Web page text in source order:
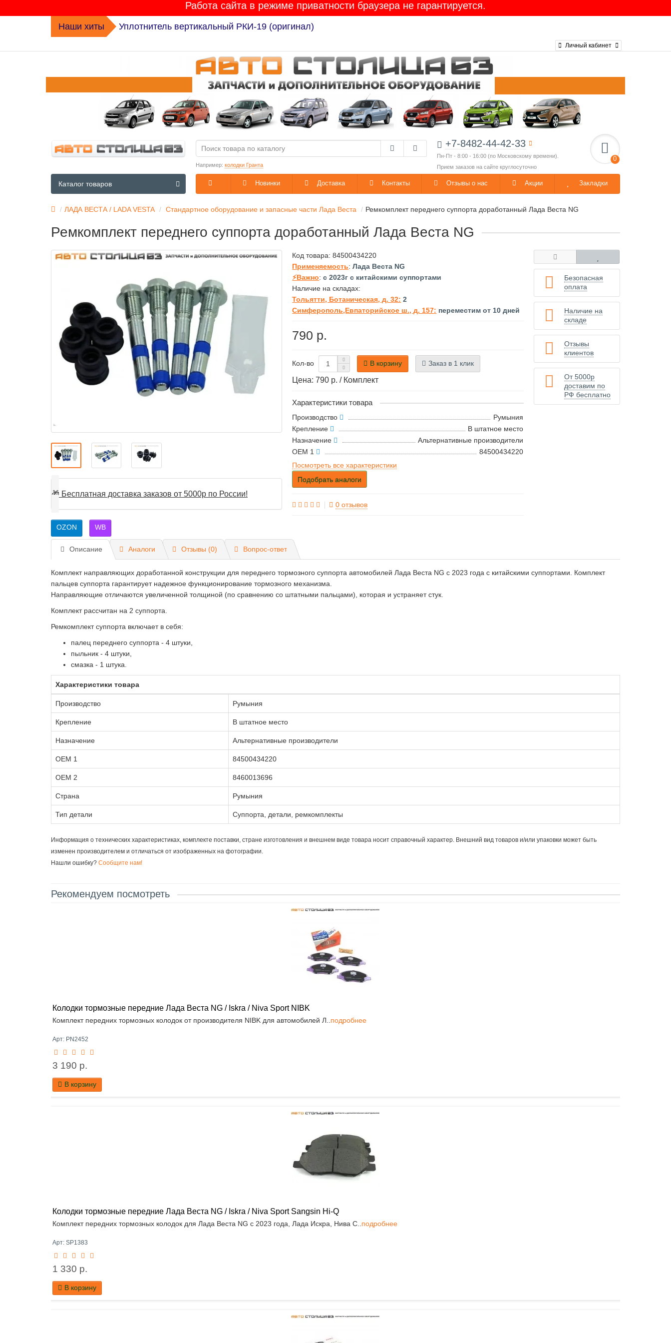
Работа сайта в режиме приватности браузера не гарантируется.
Наши хиты Комплект ГРМ K015631XS Лада Гранта / Калина-2 / Приора / Веста / XRAY / Ларгус 16-клап. GATES
Личный кабинет
+7-8482-44-42-33
Пн-Пт - 8:00 - 16:00 (по Московскому времени).
Прием заказов на сайте круглосуточно
0
Например: колодки Гранта
Новинки Доставка Контакты Отзывы о нас Акции Закладки
Каталог товаров
ЛАДА ВЕСТА / LADA VESTA Стандартное оборудование и запасные части Лада Веста Ремкомплект переднего суппорта доработанный Лада Веста NG
Ремкомплект переднего суппорта доработанный Лада Веста NG
🎁 Бесплатная доставка заказов от 5000р по России!
OZON WB
Код товара:84500434220
Применяемость:Лада Веста NG
⚡Важно:с 2023г с китайскими суппортами
Наличие на складах:
Тольятти, Ботаническая, д. 32: 2
Симферополь,Евпаторийское ш., д. 157: переместим от 10 дней
790 р.
Кол-во В корзину Заказ в 1 клик
Цена: 790 р. / Комплект
Характеристики товара
Производство
Румыния
Крепление
В штатное место
Назначение
Альтернативные производители
OEM 1
84500434220
Посмотреть все характеристики
Подобрать аналоги
0 отзывов
Безопасная
оплата
Наличие на
складе
Отзывы
клиентов
От 5000р
доставим по
РФ бесплатно
Описание Аналоги Отзывы (0) Вопрос-ответ
Комплект направляющих доработанной конструкции для переднего тормозного суппорта автомобилей Лада Веста NG с 2023 года с китайскими суппортами. Комплект
пальцев суппорта гарантирует надежное функционирование тормозного механизма.
Направляющие отличаются увеличенной толщиной (по сравнению со штатными пальцами), которая и устраняет стук.
Комплект рассчитан на 2 суппорта.
Ремкомплект суппорта включает в себя:
палец переднего суппорта - 4 штуки,
пыльник - 4 штуки,
смазка - 1 штука.
Характеристики товара
Производство Румыния
Крепление В штатное место
Назначение Альтернативные производители
OEM 1 84500434220
OEM 2 8460013696
Страна Румыния
Тип детали Суппорта, детали, ремкомплекты
Информация о технических характеристиках, комплекте поставки, стране изготовления и внешнем виде товара носит справочный характер. Внешний вид товаров и/или упаковки может быть
изменен производителем и отличаться от изображенных на фотографии.
Нашли ошибку? Сообщите нам!
Рекомендуем посмотреть
Колодки тормозные передние Лада Веста NG / Iskra / Niva Sport NIBK
Комплект передних тормозных колодок от производителя NIBK для автомобилей Л..подробнее
Арт: PN2452
3 190 р.
В корзину
Колодки тормозные передние Лада Веста NG / Iskra / Niva Sport Sangsin Hi-Q
Комплект передних тормозных колодок для Лада Веста NG с 2023 года, Лада Искра, Нива С..подробнее
Арт: SP1383
1 330 р.
В корзину